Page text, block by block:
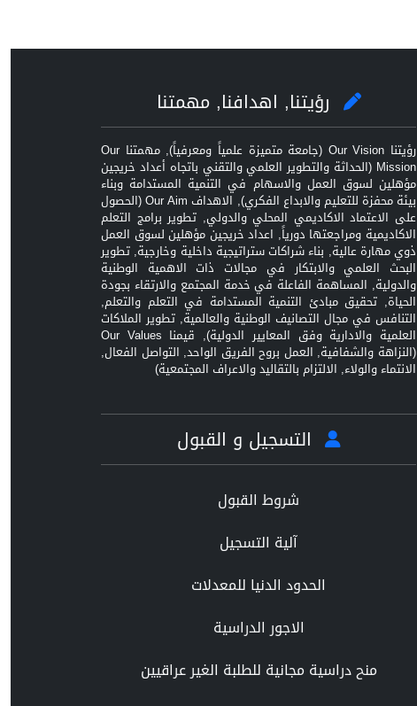
رؤيتنا, اهدافنا, مهمتنا
رؤيتنا Our Vision (جامعة متميزة علمياً ومعرفياً), مهمتنا Our
Mission (الحداثة والتطوير العلمي والتقني باتجاه أعداد خريجين
مؤهلين لسوق العمل والاسهام في التنمية المستدامة وبناء
بيئة محفزة للتعليم والابداع الفكري), الاهداف Our Aim (الحصول
على الاعتماد الاكاديمي المحلي والدولي, تطوير برامج التعلم
الاكاديمية ومراجعتها دورياً, اعداد خريجين مؤهلين لسوق العمل
ذوي مهارة عالية, بناء شراكات ستراتيجية داخلية وخارجية, تطوير
البحث العلمي والابتكار في مجالات ذات الاهمية الوطنية
والدولية, المساهمة الفاعلة في خدمة المجتمع والارتقاء بجودة
الحياة, تحقيق مبادئ التنمية المستدامة في التعلم والتعلم,
التنافس في مجال التصانيف الوطنية والعالمية, تطوير الملاكات
العلمية والادارية وفق المعايير الدولية), قيمنا Our Values
(النزاهة والشفافية, العمل بروح الفريق الواحد, التواصل الفعال,
الانتماء والولاء, الالتزام بالتقاليد والاعراف المجتمعية)
التسجيل و القبول
شروط القبول
آلية التسجيل
الحدود الدنيا للمعدلات
الاجور الدراسية
منح دراسية مجانية للطلبة الغير عراقيين